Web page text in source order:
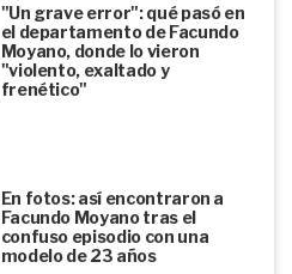
"Un grave error": qué pasó en
el departamento de Facundo
Moyano, donde lo vieron
"violento, exaltado y
frenético"
En fotos: así encontraron a
Facundo Moyano tras el
confuso episodio con una
modelo de 23 años